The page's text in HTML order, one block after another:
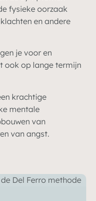
fysieke oorzaak
en andere
je voor en
ook op lange termijn
krachtige
mentale
van
van angst.